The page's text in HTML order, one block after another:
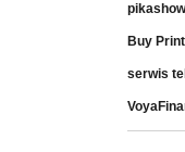
Buy
serwis